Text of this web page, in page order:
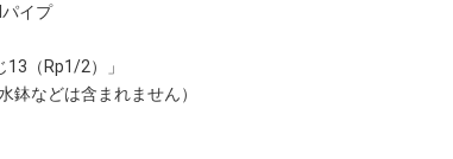
イプ
（Rp1/2）」
鉢などは含まれません）